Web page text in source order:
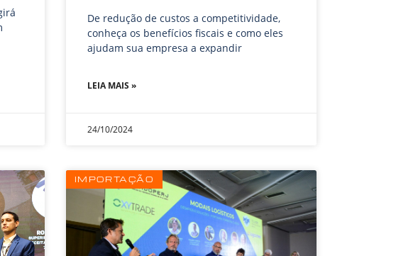
De redução de custos a competitividade,
conheça os benefícios fiscais e como eles
ajudam sua empresa a expandir
LEIA MAIS »
24/10/2024
IMPORTAÇÃO